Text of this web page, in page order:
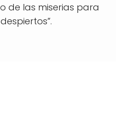
de las miserias para